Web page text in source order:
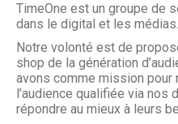
TimeOne est un groupe de
dans le digital et les médias.
Notre volonté est de
shop de la génération
avons comme mission
l’audience qualifiée via
répondre au mieux à leurs